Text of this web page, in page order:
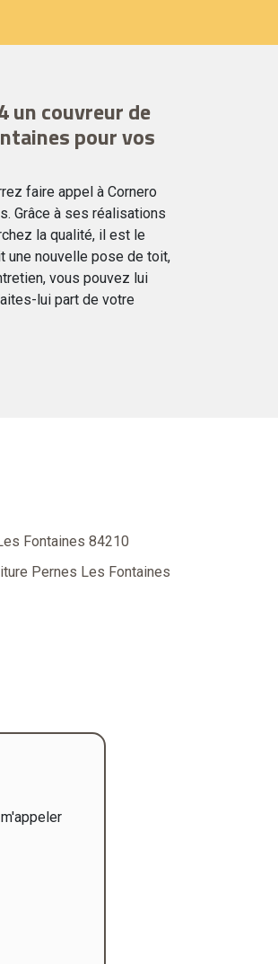
un couvreur de
pour vos
faire appel à Cornero
Grâce à ses réalisations
la qualité, il est le
une nouvelle pose de toit,
vous pouvez lui
lui part de votre
Fontaines 84210
Pernes Les Fontaines